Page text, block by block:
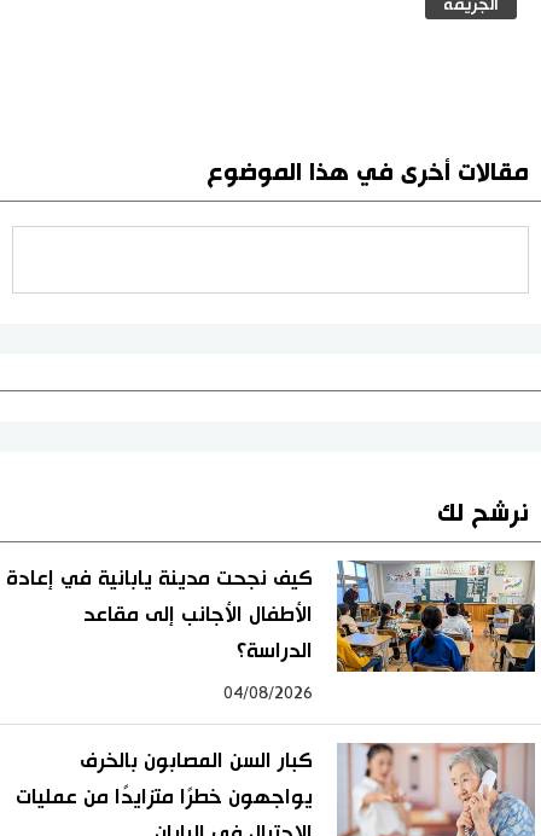
الجريمة
مقالات أخرى في هذا الموضوع
نرشح لك
كيف نجحت مدينة يابانية في إعادة
الأطفال الأجانب إلى مقاعد
الدراسة؟
04/08/2026
كبار السن المصابون بالخرف
يواجهون خطرًا متزايدًا من عمليات